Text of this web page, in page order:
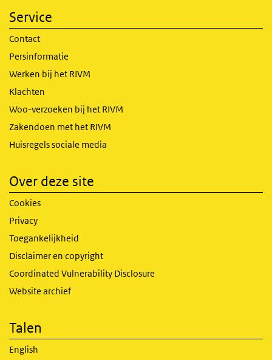
Service
Contact
Persinformatie
Werken bij het RIVM
Klachten
Woo-verzoeken bij het RIVM
Zakendoen met het RIVM
Huisregels sociale media
Over deze site
Cookies
Privacy
Toegankelijkheid
Disclaimer en copyright
Coordinated Vulnerability Disclosure
Website archief
Talen
English